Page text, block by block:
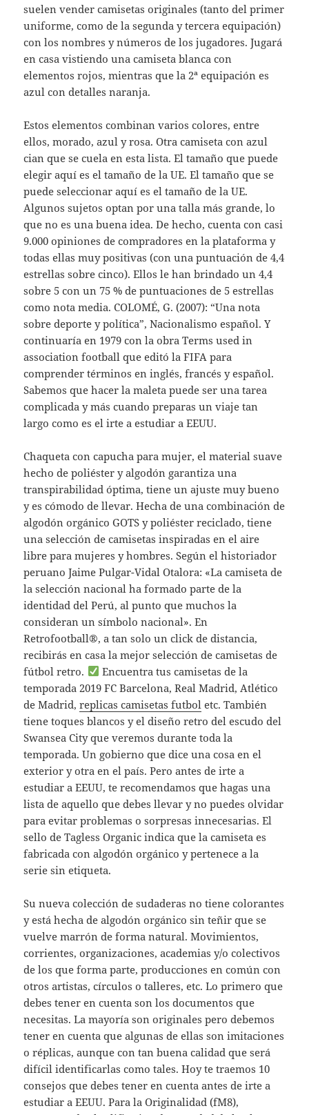
suelen vender camisetas originales (tanto del primer
uniforme, como de la segunda y tercera equipación)
con los nombres y números de los jugadores. Jugará
en casa vistiendo una camiseta blanca con
elementos rojos, mientras que la 2ª equipación es
azul con detalles naranja.
Estos elementos combinan varios colores, entre
ellos, morado, azul y rosa. Otra camiseta con azul
cian que se cuela en esta lista. El tamaño que puede
elegir aquí es el tamaño de la UE. El tamaño que se
puede seleccionar aquí es el tamaño de la UE.
Algunos sujetos optan por una talla más grande, lo
que no es una buena idea. De hecho, cuenta con casi
9.000 opiniones de compradores en la plataforma y
todas ellas muy positivas (con una puntuación de 4,4
estrellas sobre cinco). Ellos le han brindado un 4,4
sobre 5 con un 75 % de puntuaciones de 5 estrellas
como nota media. COLOMÉ, G. (2007): “Una nota
sobre deporte y política”, Nacionalismo español. Y
continuaría en 1979 con la obra Terms used in
association football que editó la FIFA para
comprender términos en inglés, francés y español.
Sabemos que hacer la maleta puede ser una tarea
complicada y más cuando preparas un viaje tan
largo como es el irte a estudiar a EEUU.
Chaqueta con capucha para mujer, el material suave
hecho de poliéster y algodón garantiza una
transpirabilidad óptima, tiene un ajuste muy bueno
y es cómodo de llevar. Hecha de una combinación de
algodón orgánico GOTS y poliéster reciclado, tiene
una selección de camisetas inspiradas en el aire
libre para mujeres y hombres. Según el historiador
peruano Jaime Pulgar-Vidal Otalora: «La camiseta de
la selección nacional ha formado parte de la
identidad del Perú, al punto que muchos la
consideran un símbolo nacional». En
Retrofootball®, a tan solo un click de distancia,
recibirás en casa la mejor selección de camisetas de
fútbol retro.
Encuentra tus camisetas de la
temporada 2019 FC Barcelona, Real Madrid, Atlético
de Madrid,replicas camisetas futbol etc. También
tiene toques blancos y el diseño retro del escudo del
Swansea City que veremos durante toda la
temporada. Un gobierno que dice una cosa en el
exterior y otra en el país. Pero antes de irte a
estudiar a EEUU, te recomendamos que hagas una
lista de aquello que debes llevar y no puedes olvidar
para evitar problemas o sorpresas innecesarias. El
sello de Tagless Organic indica que la camiseta es
fabricada con algodón orgánico y pertenece a la
serie sin etiqueta.
Su nueva colección de sudaderas no tiene colorantes
y está hecha de algodón orgánico sin teñir que se
vuelve marrón de forma natural. Movimientos,
corrientes, organizaciones, academias y/o colectivos
de los que forma parte, producciones en común con
otros artistas, círculos o talleres, etc. Lo primero que
debes tener en cuenta son los documentos que
necesitas. La mayoría son originales pero debemos
tener en cuenta que algunas de ellas son imitaciones
o réplicas, aunque con tan buena calidad que será
difícil identificarlas como tales. Hoy te traemos 10
consejos que debes tener en cuenta antes de irte a
estudiar a EEUU. Para la Originalidad (fM8),